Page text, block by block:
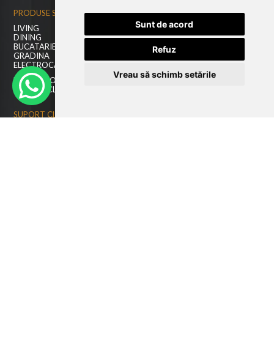
Sunt de acord
Refuz
Vreau să schimb setările
PRODUSE SI INFORMATII
LIVING
DINING
BUCATARIE
GRADINA
ELECTROCASNICE
DESPRE NOI
SUPORT CLIENTI
SUPORT CLIENTI